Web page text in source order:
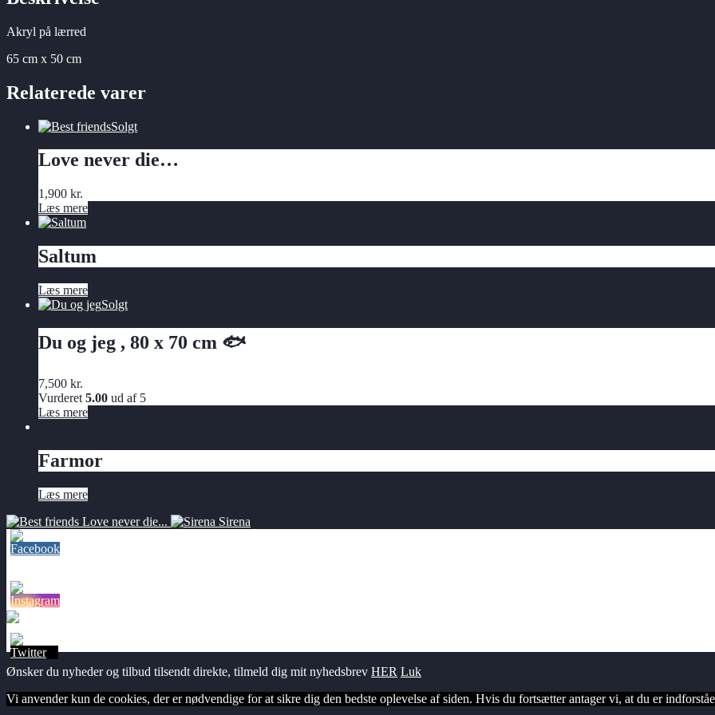
Akryl på lærred
65 cm x 50 cm
Relaterede varer
Solgt
Love never die…
1,900 kr.
Læs mere
Saltum
Læs mere
Solgt
Du og jeg , 80 x 70 cm 🐟
7,500 kr.
Vurderet 5.00 ud af 5
Læs mere
Farmor
Læs mere
Love never die...
Sirena
Følg mig på Facebook 🔻
Følg mig på Instagram 🔻
© Bryggens Gallerie & Atelier 2026
Ønsker du nyheder og tilbud tilsendt direkte, tilmeld dig mit nyhedsbrev HER Luk
Vi anvender kun de cookies, der er nødvendige for at sikre dig den bedste oplevelse af siden. Hvis du fortsætter antager vi, at du er